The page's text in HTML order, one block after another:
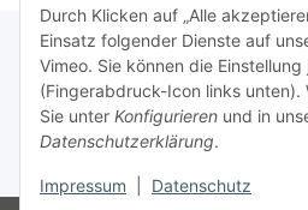
Durch Klicken auf „Alle
Einsatz folgender Dienste auf
Vimeo. Sie können die
(Fingerabdruck-Icon links unten).
Sie unter Konfigurieren und in
Datenschutzerklärung.
Impressum Datenschutz
Über uns